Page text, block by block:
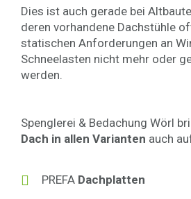
Dies ist auch gerade bei
deren vorhandene Dachstühle
statischen Anforderungen an
Schneelasten nicht mehr oder
werden.
Spenglerei & Bedachung Wörl
Dach in allen Varianten auch
PREFA Dachplatten